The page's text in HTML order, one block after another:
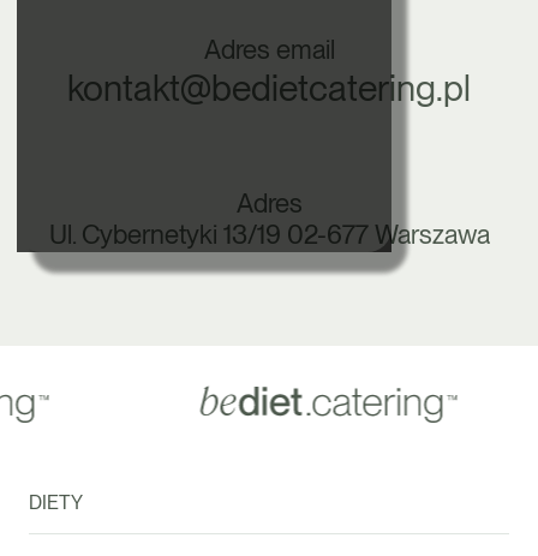
Adres email
kontakt@bedietcatering.pl
Adres
Ul. Cybernetyki 13/19 02-677 Warszawa
DIETY